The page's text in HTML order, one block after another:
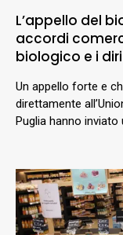
L’appello del
accordi
biologico e i
Un appello forte e
direttamente
Puglia hanno